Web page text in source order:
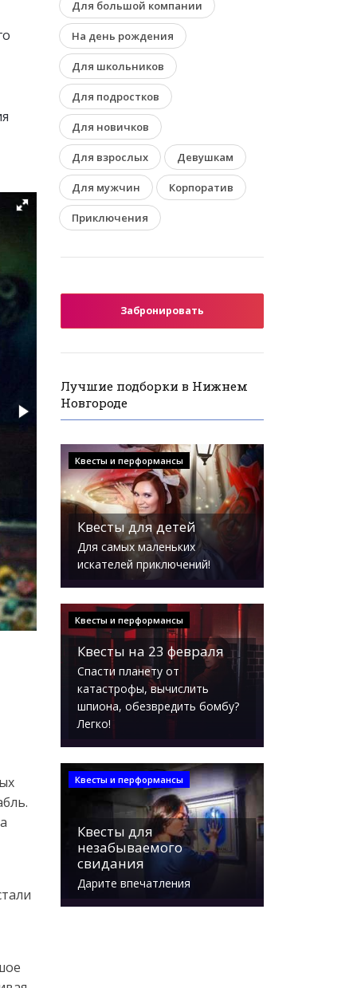
Для большой компании
На день рождения
Для школьников
Для подростков
Для новичков
Для взрослых Девушкам
Для мужчин Корпоратив
Приключения
Забронировать
Лучшие подборки в Нижнем
Новгороде
Квесты и перформансы
Квесты для детей
Для самых маленьких
искателей приключений!
Квесты и перформансы
Квесты на 23 февраля
Спасти планету от
катастрофы, вычислить
шпиона, обезвредить бомбу?
Легко!
Квесты и перформансы
Квесты для
незабываемого
свидания
Дарите впечатления